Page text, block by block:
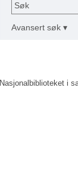
Søk
Avansert søk ▾
Nasjonalbiblioteket i